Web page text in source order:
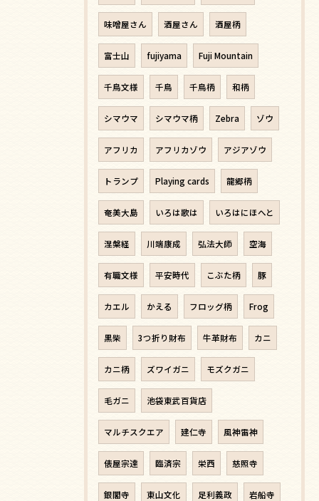
味噌屋さん 酒屋さん 酒屋柄
富士山 fujiyama Fuji Mountain
千鳥文様 千鳥 千鳥柄 和柄
シマウマ シマウマ柄 Zebra ゾウ
アフリカ アフリカゾウ アジアゾウ
トランプ Playing cards 龍郷柄
奄美大島 いろは歌は いろはにほへと
涅槃経 川端康成 弘法大師 空海
有職文様 平安時代 こぶた柄 豚
カエル かえる フロッグ柄 Frog
黒柴 3つ折り財布 牛革財布 カニ
カニ柄 ズワイガニ モズクガニ
毛ガニ 池袋東武百貨店
マルチスクエア 建仁寺 風神雷神
俵屋宗達 臨済宗 栄西 慈照寺
銀閣寺 東山文化 足利義政 岩船寺